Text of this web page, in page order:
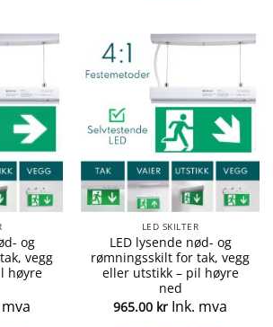
og
vegg
høyre
LED SKILTER
LED lysende nød- og
rømningsskilt for tak, vegg
eller utstikk – pil høyre
ned
965.00 kr Ink. mva